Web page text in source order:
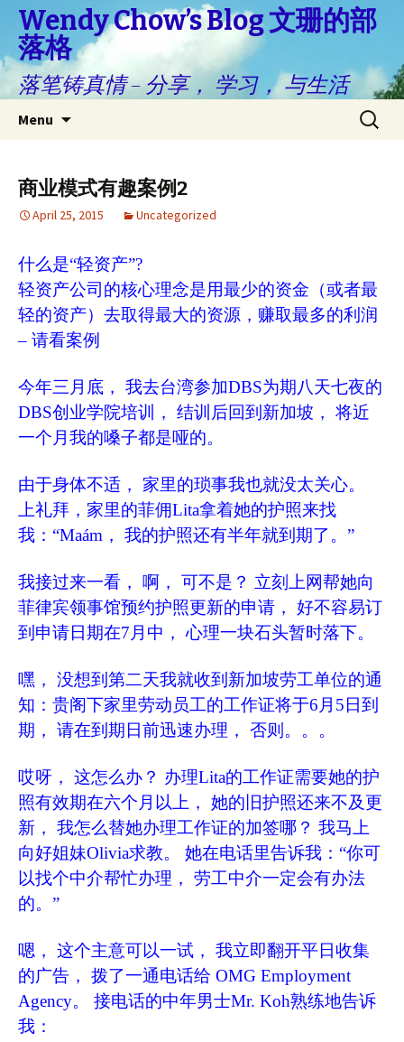
Wendy Chow’s Blog 文珊的部
落格
落笔铸真情 – 分享， 学习， 与生活
Menu
Search
for:
商业模式有趣案例2
April 25, 2015 Uncategorized
什么是“轻资产”?
轻资产公司的核心理念是用最少的资金（或者最
轻的资产）去取得最大的资源，赚取最多的利润
– 请看案例
今年三月底， 我去台湾参加DBS为期八天七夜的
DBS创业学院培训， 结训后回到新加坡， 将近
一个月我的嗓子都是哑的。
由于身体不适， 家里的琐事我也就没太关心。
上礼拜，家里的菲佣Lita拿着她的护照来找
我：“Maám， 我的护照还有半年就到期了。”
我接过来一看， 啊， 可不是？ 立刻上网帮她向
菲律宾领事馆预约护照更新的申请， 好不容易订
到申请日期在7月中， 心理一块石头暂时落下。
嘿， 没想到第二天我就收到新加坡劳工单位的通
知：贵阁下家里劳动员工的工作证将于6月5日到
期， 请在到期日前迅速办理， 否则。。。
哎呀， 这怎么办？ 办理Lita的工作证需要她的护
照有效期在六个月以上， 她的旧护照还来不及更
新， 我怎么替她办理工作证的加签哪？ 我马上
向好姐妹Olivia求教。 她在电话里告诉我：“你可
以找个中介帮忙办理， 劳工中介一定会有办法
的。”
嗯， 这个主意可以一试， 我立即翻开平日收集
的广告， 拨了一通电话给 OMG Employment
Agency。 接电话的中年男士Mr. Koh熟练地告诉
我：